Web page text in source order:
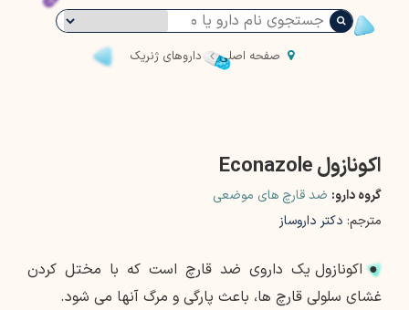
صفحه اصلی داروهای ژنریک
اکونازول Econazole
گروه دارو: ضد قارچ های موضعی
مترجم: دکتر داروساز
● اکونازول یک داروی ضد قارچ است که با مختل کردن
غشای سلولی قارچ ها، باعث پارگی و مرگ آنها می شود.